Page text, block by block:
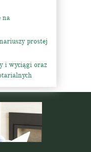
na
prostej
i wyciągi oraz